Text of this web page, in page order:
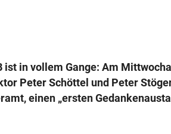
ist in vollem Gange: Am
Peter Schöttel und Peter
einen „ersten